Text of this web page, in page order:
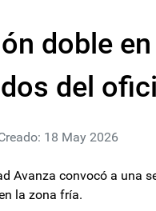
doble
del
18 May 2026
Avanza convocó a una
la zona fría.